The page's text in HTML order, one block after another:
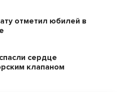
отметил юбилей в
сердце
клапаном